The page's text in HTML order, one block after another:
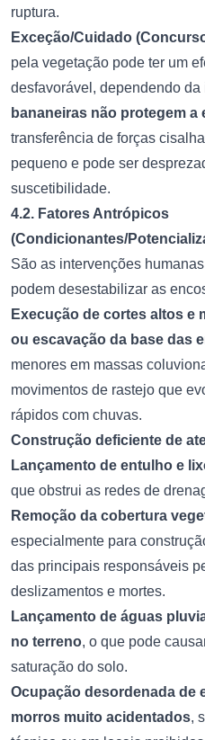
ruptura.
Exceção/Cuidado
pela vegetação pode ter um
desfavorável, dependendo
bananeiras não protegem a
transferência de forças
pequeno e pode ser
suscetibilidade.
4.2. Fatores Antrópicos
(Condicionantes/
São as intervenções
podem desestabilizar as
Execução de cortes altos e
ou escavação da base das
menores em massas
movimentos de rastejo que
rápidos com chuvas.
Construção deficiente de
Lançamento de entulho e
que obstrui as redes de
Remoção da cobertura
especialmente para
das principais responsáveis
deslizamentos e mortes.
Lançamento de águas
no terreno, o que pode
saturação do solo.
Ocupação desordenada de
morros muito acidentados,